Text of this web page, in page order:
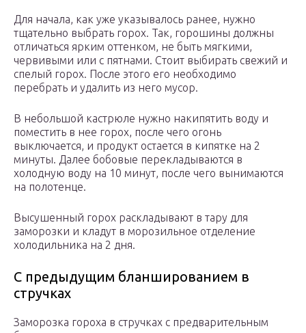
Для начала, как уже указывалось ранее, нужно
тщательно выбрать горох. Так, горошины должны
отличаться ярким оттенком, не быть мягкими,
червивыми или с пятнами. Стоит выбирать свежий и
спелый горох. После этого его необходимо
перебрать и удалить из него мусор.
В небольшой кастрюле нужно накипятить воду и
поместить в нее горох, после чего огонь
выключается, и продукт остается в кипятке на 2
минуты. Далее бобовые перекладываются в
холодную воду на 10 минут, после чего вынимаются
на полотенце.
Высушенный горох раскладывают в тару для
заморозки и кладут в морозильное отделение
холодильника на 2 дня.
С предыдущим бланшированием в
стручках
Заморозка гороха в стручках с предварительным